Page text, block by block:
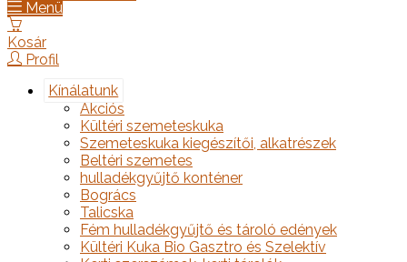
Menü
Kosár
Profil
Kínálatunk
Akciós
Kültéri szemeteskuka
Szemeteskuka kiegészítői, alkatrészek
Beltéri szemetes
hulladékgyűjtő konténer
Bogrács
Talicska
Fém hulladékgyűjtő és tároló edények
Kültéri Kuka Bio Gasztro és Szelektív